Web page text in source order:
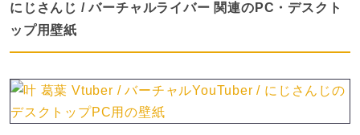
にじさんじ / バーチャルライバー 関連のPC・デスクト
ップ用壁紙